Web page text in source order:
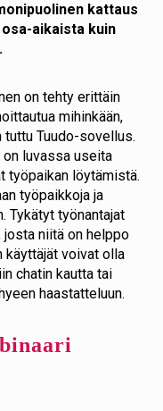
kattaus
aikaista kuin
on tehty erittäin
mihinkään,
Tuudo-sovellus.
on luvassa useita
työpaikan löytämistä.
työpaikkoja ja
Tykätyt työnantajat
josta niitä on helppo
käyttäjät voivat olla
chatin kautta tai
haastatteluun.